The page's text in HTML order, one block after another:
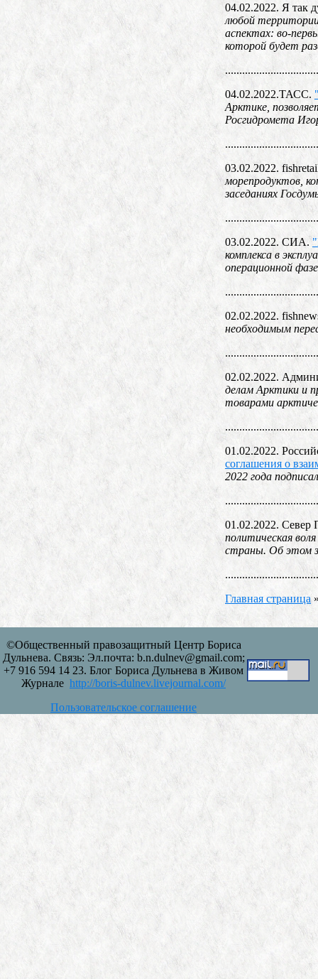
04.02.2022. Я так
любой территории
аспектах:
которой будет
04.02.2022.ТАСС.
Арктике,
Росгидромета
03.02.2022.
морепродуктов,
заседаниях
03.02.2022. СИА.
комплекса в
операционной фазе
02.02.2022.
необходимым
02.02.2022.
делам Арктики и
товарами
01.02.2022.
соглашения о
2022 года
01.02.2022. Север
политическая
страны. Об этом
Главная страница
©Общественный правозащитный Центр Бориса
Дульнева. Связь: Эл.почта: b.n.dulnev@gmail.com;
+7 916 594 14 23. Блог Бориса Дульнева в Живом
Журнале http://boris-dulnev.livejournal.com/
Пользовательское соглашение